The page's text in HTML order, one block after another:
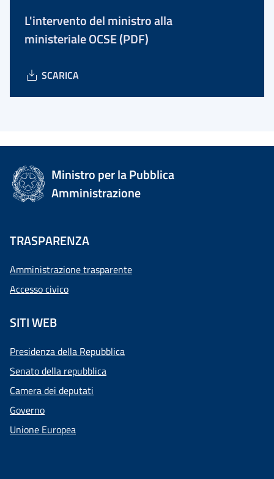
L'intervento del ministro alla
ministeriale OCSE (PDF)
SCARICA
Ministro per la Pubblica
Amministrazione
TRASPARENZA
Amministrazione trasparente
Accesso civico
SITI WEB
Presidenza della Repubblica
Senato della repubblica
Camera dei deputati
Governo
Unione Europea